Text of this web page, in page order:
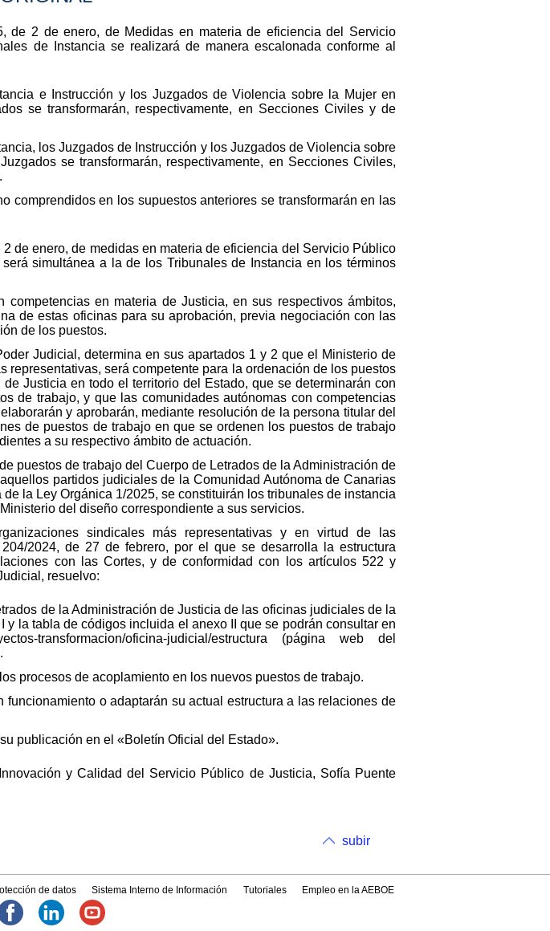
de 2 de enero, de Medidas en materia de eficiencia del Servicio
de Instancia se realizará de manera escalonada conforme al
e Instrucción y los Juzgados de Violencia sobre la Mujer en
se transformarán, respectivamente, en Secciones Civiles y de
los Juzgados de Instrucción y los Juzgados de Violencia sobre
se transformarán, respectivamente, en Secciones Civiles,
en los supuestos anteriores se transformarán en las
de enero, de medidas en materia de eficiencia del Servicio Público
simultánea a la de los Tribunales de Instancia en los términos
en materia de Justicia, en sus respectivos ámbitos,
de estas oficinas para su aprobación, previa negociación con las
de los puestos.
Judicial, determina en sus apartados 1 y 2 que el Ministerio de
será competente para la ordenación de los puestos
Justicia en todo el territorio del Estado, que se determinarán con
de trabajo, y que las comunidades autónomas con competencias
y aprobarán, mediante resolución de la persona titular del
de puestos de trabajo en que se ordenen los puestos de trabajo
a su respectivo ámbito de actuación.
puestos de trabajo del Cuerpo de Letrados de la Administración de
partidos judiciales de la Comunidad Autónoma de Canarias
la Ley Orgánica 1/2025, se constituirán los tribunales de instancia
del diseño correspondiente a sus servicios.
sindicales más representativas y en virtud de las
2024, de 27 de febrero, por el que se desarrolla la estructura
con las Cortes, y de conformidad con los artículos 522 y
resuelvo:
de la Administración de Justicia de las oficinas judiciales de la
la tabla de códigos incluida el anexo II que se podrán consultar en
transformacion/oficina-judicial/estructura (página web del
procesos de acoplamiento en los nuevos puestos de trabajo.
o adaptarán su actual estructura a las relaciones de
publicación en el «Boletín Oficial del Estado».
y Calidad del Servicio Público de Justicia, Sofía Puente
subir
de datos Sistema Interno de Información Tutoriales Empleo en la AEBOE